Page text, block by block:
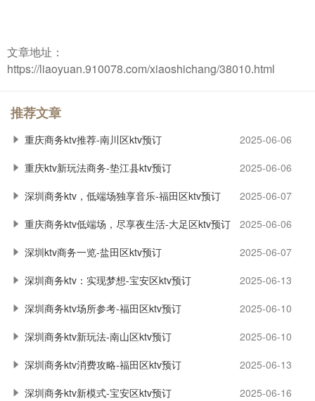
文章地址：
https://liaoyuan.910078.com/xiaoshichang/38010.html
推荐文章
重庆商务ktv推荐-南川区ktv预订
2025-06-06
重庆ktv新玩法商务-垫江县ktv预订
2025-06-06
深圳商务ktv，低端场独享音乐-福田区ktv预订
2025-06-07
重庆商务ktv低端场，尽享夜生活-大足区ktv预订
2025-06-06
深圳ktv商务一览-盐田区ktv预订
2025-06-07
深圳商务ktv：实现梦想-宝安区ktv预订
2025-06-13
深圳商务ktv场所参考-福田区ktv预订
2025-06-10
深圳商务ktv新玩法-南山区ktv预订
2025-06-10
深圳商务ktv消费攻略-福田区ktv预订
2025-06-13
深圳商务ktv新模式-宝安区ktv预订
2025-06-16